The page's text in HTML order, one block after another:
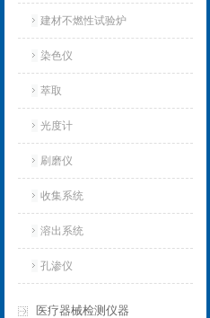
建材不燃性试验炉
染色仪
萃取
光度计
刷磨仪
收集系统
溶出系统
孔渗仪
医疗器械检测仪器